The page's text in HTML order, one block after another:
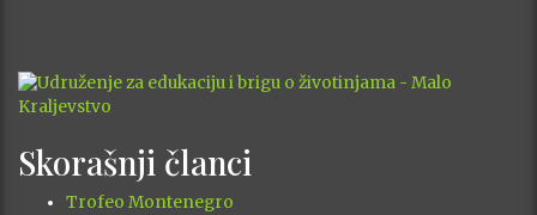
Skorašnji članci
Trofeo Montenegro